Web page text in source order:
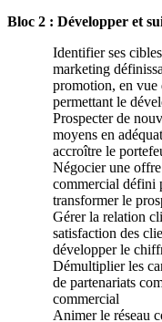
Bloc 2 : Développer et
Identifier ses
marketing
promotion, en vue
permettant le
Prospecter de
moyens en
accroître le
Négocier une
commercial défini
transformer le
Gérer la relation
satisfaction des
développer le
Démultiplier les
de partenariats
commercial
Animer le réseau